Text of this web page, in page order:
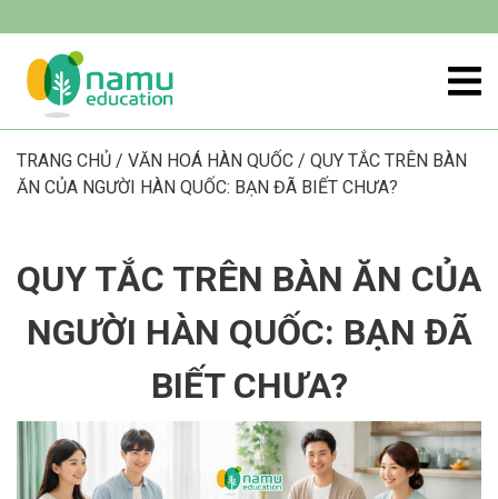
TRANG CHỦ / VĂN HOÁ HÀN QUỐC / QUY TẮC TRÊN BÀN
ĂN CỦA NGƯỜI HÀN QUỐC: BẠN ĐÃ BIẾT CHƯA?
QUY TẮC TRÊN BÀN ĂN CỦA
NGƯỜI HÀN QUỐC: BẠN ĐÃ
BIẾT CHƯA?